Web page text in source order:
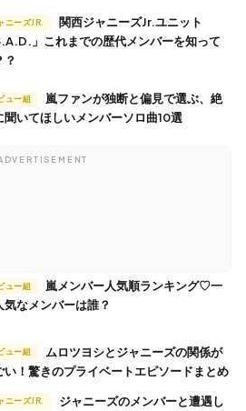
ニーズJR.
」これまでの歴代メンバーを知って
？
ュー組
聞いてほしいメンバーソロ曲10選
ュー組
気なメンバーは誰？
ュー組
い！驚きのプライベートエピソードまとめ
ニーズJR.